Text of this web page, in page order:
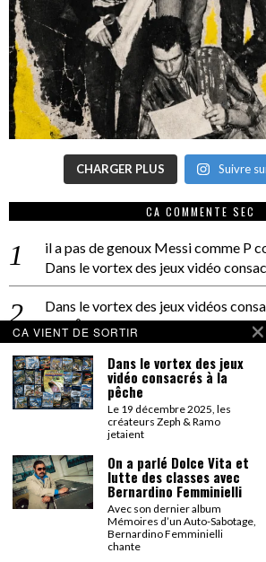
CHARGER PLUS Suivre
CA COMMENTE SEC
il a pas de genoux Messi comme P
Dans le vortex des jeux vidéo
Dans le vortex des jeux vidéos
PACÔME THIELLEMENT
La séance d’Hip Gnose
La Patrie
dans
On a parlé Dolce Vita et lutte des
Bernardino Femminielli
carte noire negra à l'o tiededans
On a parlé Dolce Vita et lutte des
Bernardino Femminielli
moise et son mascarédans
On a parlé Dolce Vita et lutte des
CA VIENT DE SORTIR
Dans le vortex des jeux
vidéo consacrés à la
pêche
Le 19 décembre 2025, les
créateurs Zeph & Ramo
jetaient
On a parlé Dolce Vita et
lutte des classes avec
Bernardino Femminielli
Avec son dernier album
Mémoires d’un Auto-Sabotage,
Bernardino Femminielli
chante